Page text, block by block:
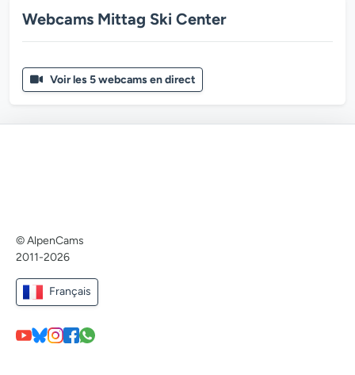
Webcams Mittag Ski Center
Voir les 5 webcams en direct
© AlpenCams
2011-2026
Français